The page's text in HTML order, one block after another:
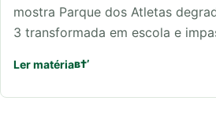
mostra Parque dos Atletas
3 transformada em escola e
Ler matéria